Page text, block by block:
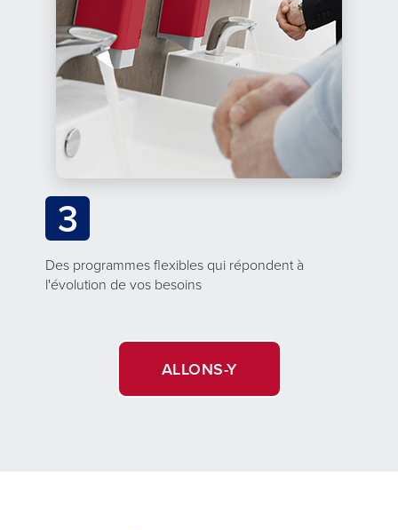
3
Des programmes flexibles qui répondent à
l'évolution de vos besoins
ALLONS-Y